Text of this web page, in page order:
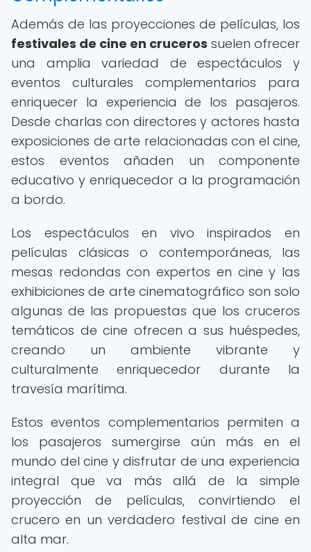
Además de las proyecciones de películas, los
festivales de cine en cruceros suelen ofrecer
una amplia variedad de espectáculos y
eventos culturales complementarios para
enriquecer la experiencia de los pasajeros.
Desde charlas con directores y actores hasta
exposiciones de arte relacionadas con el cine,
estos eventos añaden un componente
educativo y enriquecedor a la programación
a bordo.
Los espectáculos en vivo inspirados en
películas clásicas o contemporáneas, las
mesas redondas con expertos en cine y las
exhibiciones de arte cinematográfico son solo
algunas de las propuestas que los cruceros
temáticos de cine ofrecen a sus huéspedes,
creando un ambiente vibrante y
culturalmente enriquecedor durante la
travesía marítima.
Estos eventos complementarios permiten a
los pasajeros sumergirse aún más en el
mundo del cine y disfrutar de una experiencia
integral que va más allá de la simple
proyección de películas, convirtiendo el
crucero en un verdadero festival de cine en
alta mar.